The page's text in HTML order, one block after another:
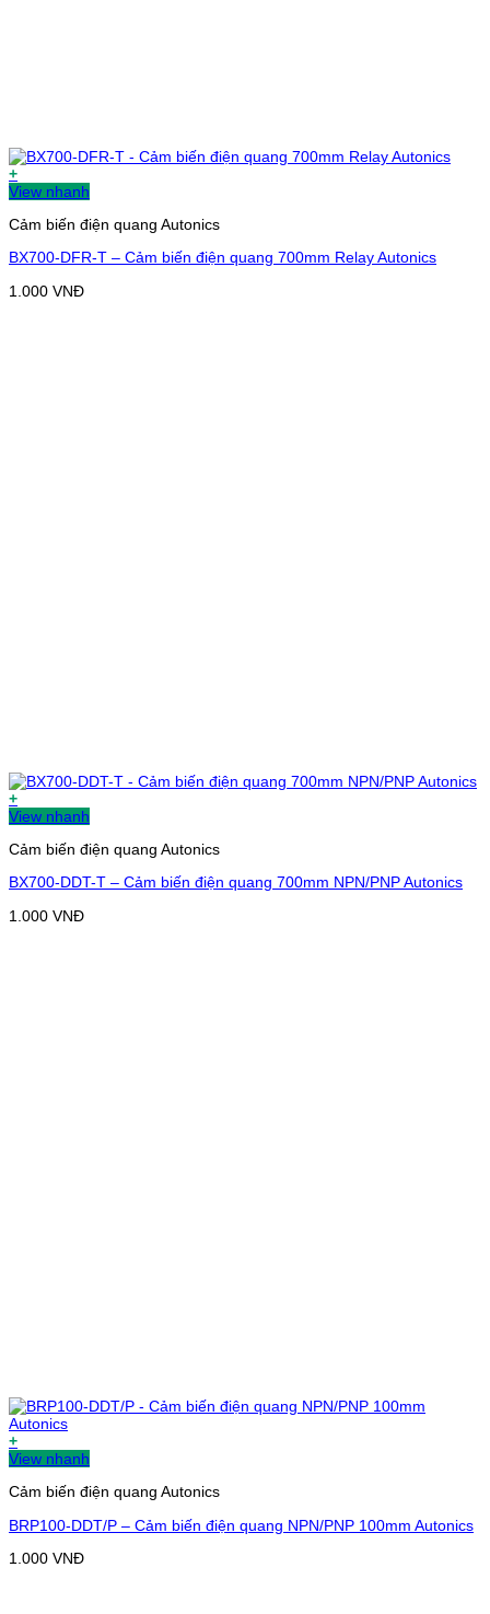
+
View nhanh
Cảm biến điện quang Autonics
BX700-DFR-T – Cảm biến điện quang 700mm Relay Autonics
1.000 VNĐ
+
View nhanh
Cảm biến điện quang Autonics
BX700-DDT-T – Cảm biến điện quang 700mm NPN/PNP Autonics
1.000 VNĐ
+
View nhanh
Cảm biến điện quang Autonics
BRP100-DDT/P – Cảm biến điện quang NPN/PNP 100mm Autonics
1.000 VNĐ